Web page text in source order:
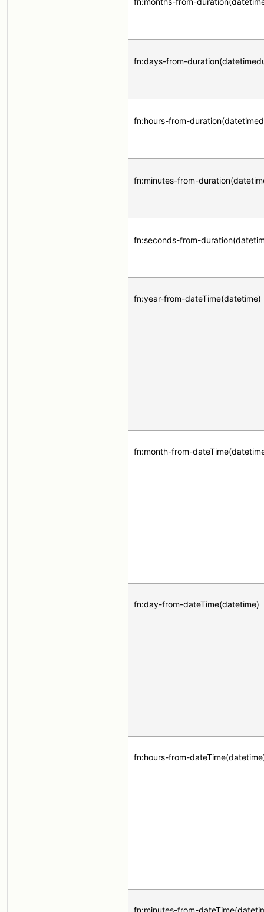
fn:days-from-
fn:hours-from-
fn:minutes-from-
fn:seconds-from-
fn:year-from-dateTime(datetime)
fn:month-from-
fn:day-from-dateTime(datetime)
fn:hours-from-
fn:minutes-from-